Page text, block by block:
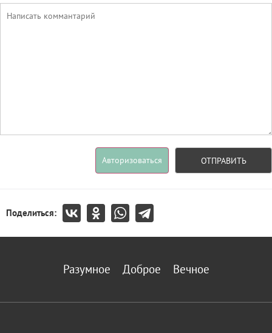
Авторизоваться ОТПРАВИТЬ
Поделиться:
Разумное Доброе Вечное